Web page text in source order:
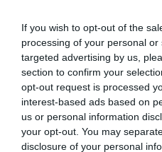
If you wish to opt-out of the
processing of your personal
targeted advertising by us,
section to confirm your
opt-out request is processed
interest-based ads based on
us or personal information
your opt-out. You may
disclosure of your personal
💙On aime :la
parfums d’ailleurs
Organisez des vacances
les portes de l’hôtel des
seulement de plage de